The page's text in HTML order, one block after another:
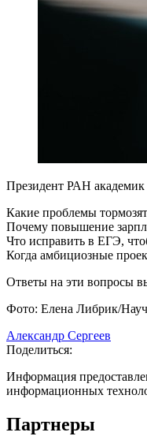
Президент РАН
Какие проблемы
Почему повышение
Что исправить в ЕГЭ,
Когда амбициозные
Ответы на эти вопросы
Фото: Елена Либрик/
Александр Сергеев
Поделиться:
Информация
информационных
Партнеры